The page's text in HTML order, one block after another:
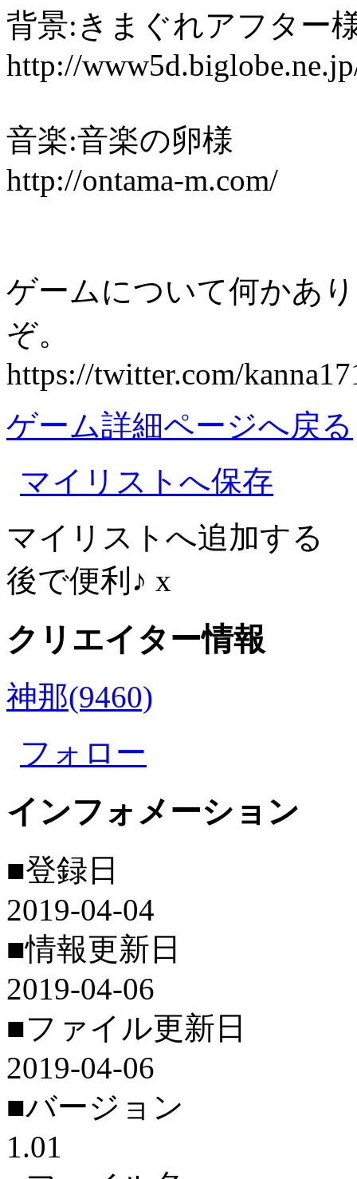
背景:きまぐれアフター
http://
音楽:音楽の卵様
http://ontama-m.com/
ゲームについて何かあ
ぞ。
https://twitter.com/
ゲーム詳細ページへ戻る
マイリストへ保存
マイリストへ追加する
後で便利♪ x
クリエイター情報
神那(9460)
フォロー
インフォメーション
■登録日
2019-04-04
■情報更新日
2019-04-06
■ファイル更新日
2019-04-06
■バージョン
1.01